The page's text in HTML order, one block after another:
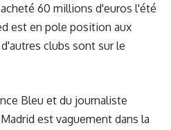
60 millions d'euros l'été
est en pole position aux
clubs sont sur le
Bleu et du journaliste
est vaguement dans la